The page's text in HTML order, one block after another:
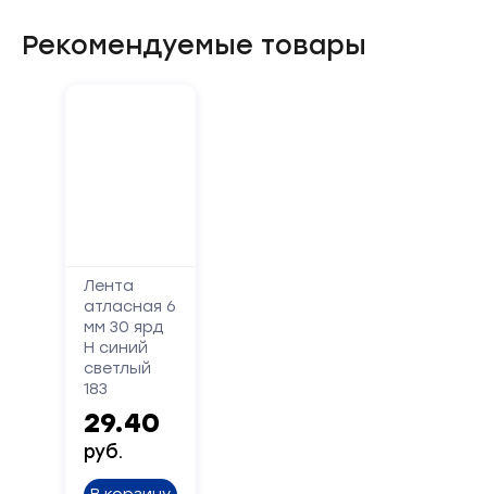
Рекомендуемые товары
Лента
атласная 6
мм 30 ярд
Н синий
светлый
183
29.40
руб.